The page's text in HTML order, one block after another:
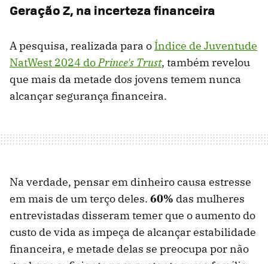
Geração Z, na incerteza financeira
A pesquisa, realizada para o Índice de Juventude
NatWest 2024 doPrince's Trust, também revelou
que mais da metade dos jovens temem nunca
alcançar segurança financeira.
Na verdade, pensar em dinheiro causa estresse
em mais de um terço deles. 60% das mulheres
entrevistadas disseram temer que o aumento do
custo de vida as impeça de alcançar estabilidade
financeira, e metade delas se preocupa por não